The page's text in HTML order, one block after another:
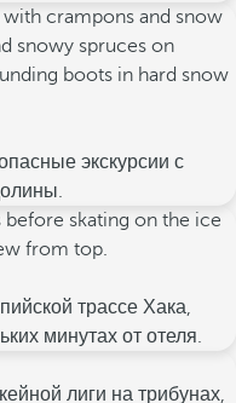
экскурсии с
трассе Хака,
минутах от отеля.
лиги на трибунах,